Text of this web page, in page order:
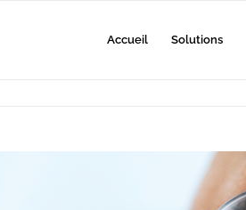
Accueil Solutions